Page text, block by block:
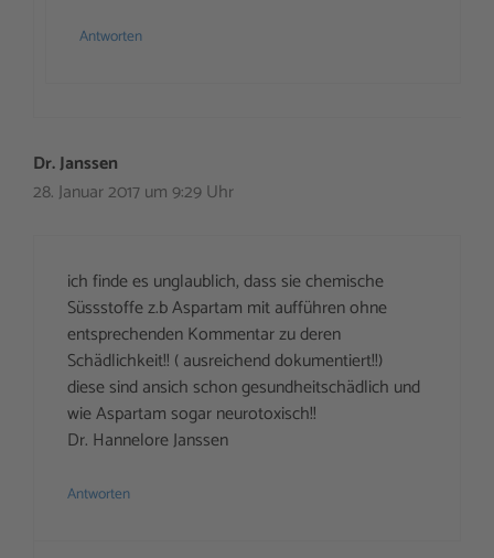
Antworten
Dr. Janssen
28. Januar 2017 um 9:29 Uhr
ich finde es unglaublich, dass sie chemische
Süssstoffe z.b Aspartam mit aufführen ohne
entsprechenden Kommentar zu deren
Schädlichkeit!! ( ausreichend dokumentiert!!)
diese sind ansich schon gesundheitschädlich und
wie Aspartam sogar neurotoxisch!!
Dr. Hannelore Janssen
Antworten